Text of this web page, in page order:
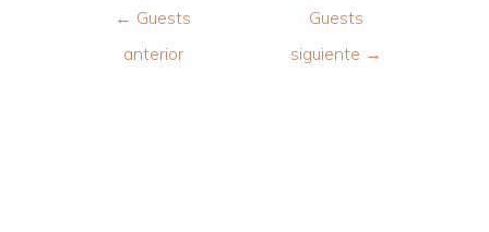
← Guests
anterior
Guests
siguiente →